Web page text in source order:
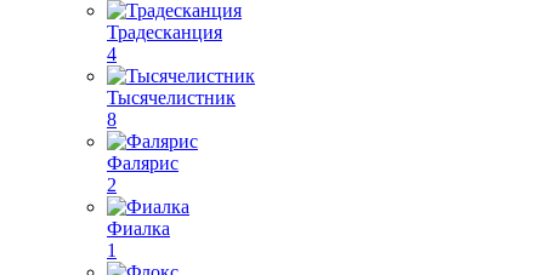
Традесканция
4
Тысячелистник
8
Фалярис
2
Фиалка
1